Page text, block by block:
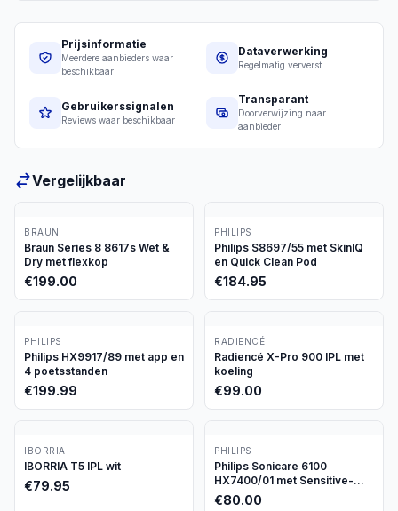
Prijsinformatie
Meerdere aanbieders waar
beschikbaar
Dataverwerking
Regelmatig ververst
Gebruikerssignalen
Reviews waar beschikbaar
Transparant
Doorverwijzing naar
aanbieder
Vergelijkbaar
BRAUN
Braun Series 8 8617s Wet &
Dry met flexkop
€199.00
PHILIPS
Philips S8697/55 met SkinIQ
en Quick Clean Pod
€184.95
PHILIPS
Philips HX9917/89 met app en
4 poetsstanden
€199.99
RADIENCÉ
Radiencé X-Pro 900 IPL met
koeling
€99.00
IBORRIA
IBORRIA T5 IPL wit
€79.95
PHILIPS
Philips Sonicare 6100
HX7400/01 met Sensitive-
stand
€80.00